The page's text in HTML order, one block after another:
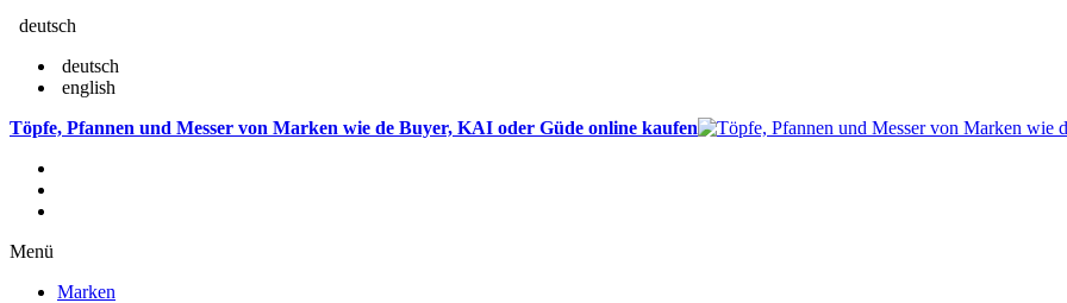
deutsch
deutsch
english
Töpfe, Pfannen und Messer von Marken wie de Buyer, KAI oder Güde online kaufen
Menü
Marken